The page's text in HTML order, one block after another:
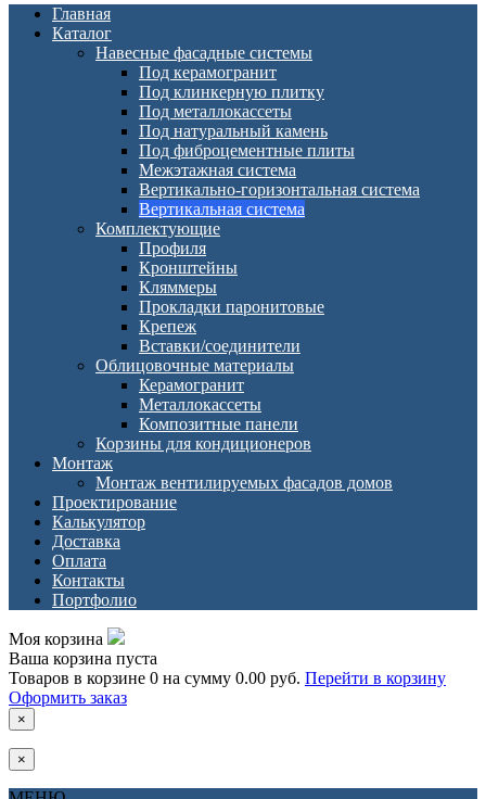
Главная
Каталог
Навесные фасадные системы
Под керамогранит
Под клинкерную плитку
Под металлокассеты
Под натуральный камень
Под фиброцементные плиты
Межэтажная система
Вертикально-горизонтальная система
Вертикальная система
Комплектующие
Профиля
Кронштейны
Кляммеры
Прокладки паронитовые
Крепеж
Вставки/соединители
Облицовочные материалы
Керамогранит
Металлокассеты
Композитные панели
Корзины для кондиционеров
Монтаж
Монтаж вентилируемых фасадов домов
Проектирование
Калькулятор
Доставка
Оплата
Контакты
Портфолио
Моя корзина
Ваша корзина пуста
Товаров в корзине 0 на сумму 0.00 руб. Перейти в корзину
Оформить заказ
×
×